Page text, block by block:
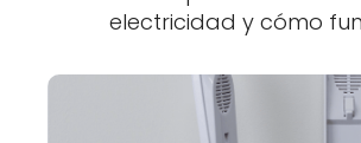
electricidad y cómo